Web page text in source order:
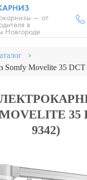
— от
в
Новгороде
Somfy Movelite 35
35
9342)